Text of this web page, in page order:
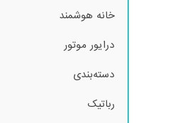
خانه هوشمند
درایور موتور
دسته‌بندی
رباتیک